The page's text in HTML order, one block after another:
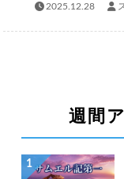
2025.12.28
週間
1